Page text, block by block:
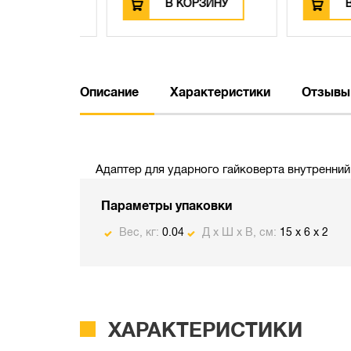
В КОРЗИНУ В
Описание Характеристики Отзывы
Адаптер для ударного гайковерта
Параметры упаковки
Вес, кг: 0.04 Д х Ш х В, см: 15 x 6 x 2
ХАРАКТЕРИСТИКИ